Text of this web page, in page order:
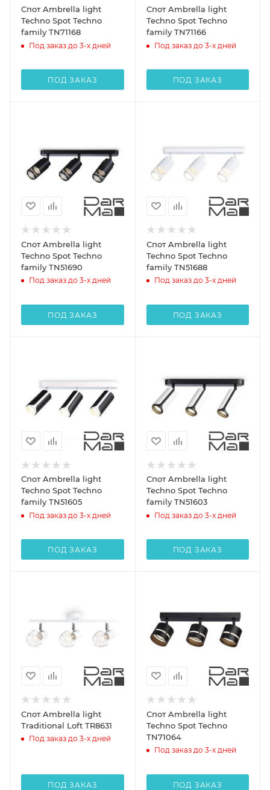
Спот Ambrella light
Techno Spot Techno
family TN71168
Под заказ до 3-х дней
ПОД ЗАКАЗ
Спот Ambrella light
Techno Spot Techno
family TN71166
Под заказ до 3-х дней
ПОД ЗАКАЗ
Спот Ambrella light
Techno Spot Techno
family TN51690
Под заказ до 3-х дней
ПОД ЗАКАЗ
Спот Ambrella light
Techno Spot Techno
family TN51688
Под заказ до 3-х дней
ПОД ЗАКАЗ
Спот Ambrella light
Techno Spot Techno
family TN51605
Под заказ до 3-х дней
ПОД ЗАКАЗ
Спот Ambrella light
Techno Spot Techno
family TN51603
Под заказ до 3-х дней
ПОД ЗАКАЗ
Спот Ambrella light
Traditional Loft TR8631
Под заказ до 3-х дней
ПОД ЗАКАЗ
Спот Ambrella light
Techno Spot Techno
TN71064
Под заказ до 3-х дней
ПОД ЗАКАЗ